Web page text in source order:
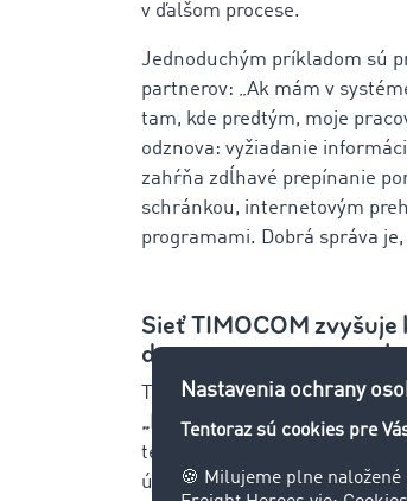
v ďalšom procese.
Jednoduchým príkladom sú
partnerov: „Ak mám v
tam, kde predtým, moje
odznova: vyžiadanie
zahŕňa zdĺhavé prepínanie
schránkou, internetovým
programami. Dobrá správa
Sieť TIMOCOM
dopravy pomocou
Thomas Kogler vysvetľuje
„Kvalita kmeňových dát je
tentoraz, na rozdiel od Burzy
úsporou času. Očakáva ale,